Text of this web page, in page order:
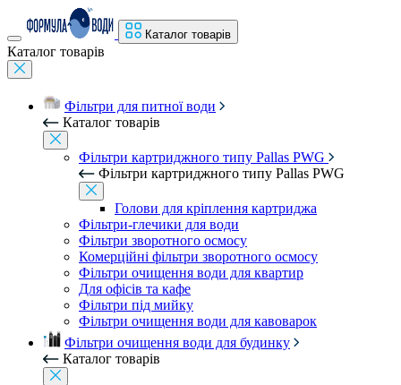
Каталог товарів
Каталог товарів
Фільтри для питної води
Каталог товарів
Фільтри картриджного типу Pallas PWG
Фільтри картриджного типу Pallas PWG
Голови для кріплення картриджа
Фільтри-глечики для води
Фільтри зворотного осмосу
Комерційні фільтри зворотного осмосу
Фільтри очищення води для квартир
Для офісів та кафе
Фільтри під мийку
Фільтри очищення води для кавоварок
Фільтри очищення води для будинку
Каталог товарів